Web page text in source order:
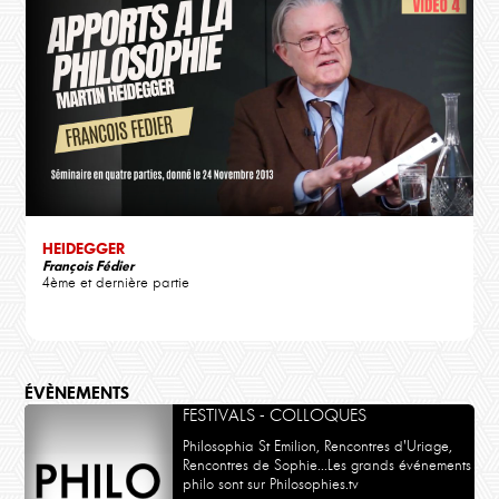
HEIDEGGER
François Fédier
4ème et dernière partie
ÉVÈNEMENTS
FESTIVALS - COLLOQUES
Philosophia St Emilion, Rencontres d'Uriage,
Rencontres de Sophie...Les grands événements
philo sont sur Philosophies.tv